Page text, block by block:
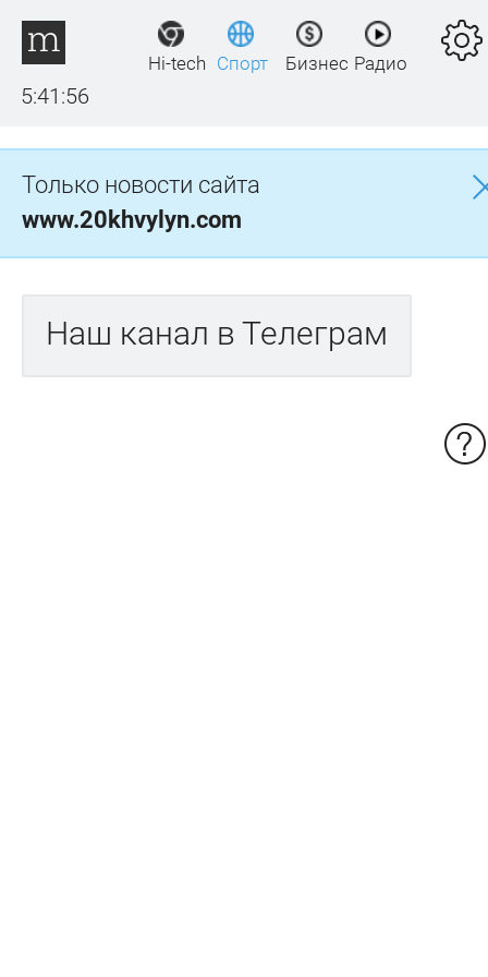
5:41:56
Hi-tech Спорт Бизнес Радио
Только новости сайта
www.20khvylyn.com
Наш канал в Телеграм